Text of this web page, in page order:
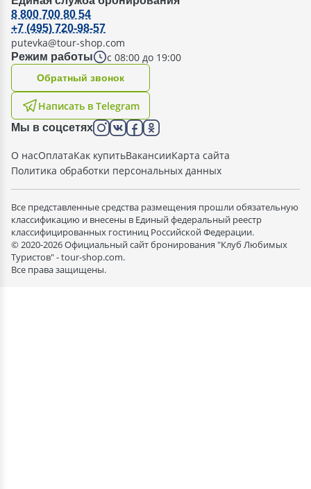
Режим работы с 08:00 до 19:00
8 800 700 80 54
+7 (495) 720-98-57
putevka@tour-shop.com
Написать в Telegram
Oбратный звонок
Мы в соцсетях
О насОплатаКак купитьВакансииКарта сайта
Политика обработки персональных данных
Все представленные средства размещения прошли обязательную
классификацию и внесены в Единый федеральный реестр
классифицированных гостиниц Российской Федерации.
© 2020-2026 Официальный сайт бронирования "Клуб Любимых
Туристов" - tour-shop.com.
Все права защищены.